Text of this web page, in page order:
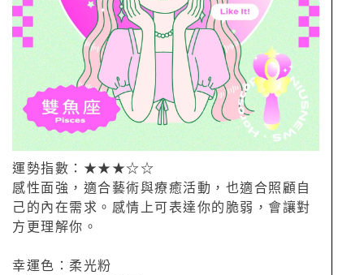
運勢指數：★★★☆☆
感性面強，適合藝術與療癒活動，也適合照顧自
己的內在需求。感情上可表達你的脆弱，會讓對
方更理解你。
幸運色：柔光粉